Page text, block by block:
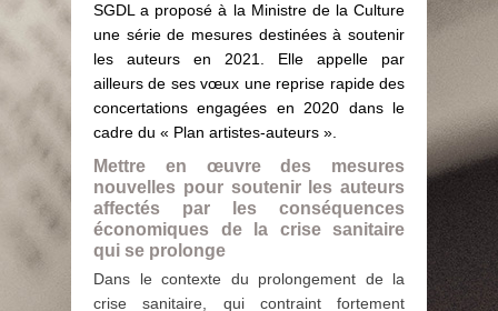
SGDL a proposé à la Ministre de la Culture
une série de mesures destinées à soutenir
les auteurs en 2021. Elle appelle par
ailleurs de ses vœux une reprise rapide des
concertations engagées en 2020 dans le
cadre du « Plan artistes-auteurs ».
Mettre en œuvre des mesures
nouvelles pour soutenir les auteurs
affectés par les conséquences
économiques de la crise sanitaire
qui se prolonge
Dans le contexte du prolongement de la
crise sanitaire, qui contraint fortement